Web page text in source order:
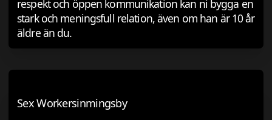
respekt och öppen kommunikation kan ni bygga en
stark och meningsfull relation, även om han är 10 år
äldre än du.
Sex Workersinmingsby